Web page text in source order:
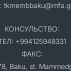
КОНСУЛЬСТВО:
+994125948331
ФАКС:
Baku, st.